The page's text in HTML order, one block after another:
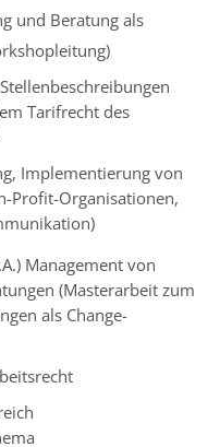
und Beratung als
Tarifrecht des
Implementierung von
Profit-Organisationen,
Management von
(Masterarbeit zum
als Change-